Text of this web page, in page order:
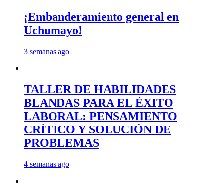
¡Embanderamiento general en
Uchumayo!
3 semanas ago
TALLER DE HABILIDADES
BLANDAS PARA EL ÉXITO
LABORAL: PENSAMIENTO
CRÍTICO Y SOLUCIÓN DE
PROBLEMAS
4 semanas ago